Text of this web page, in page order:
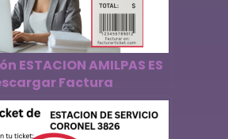
ESTACION AMILPAS ES
Factura